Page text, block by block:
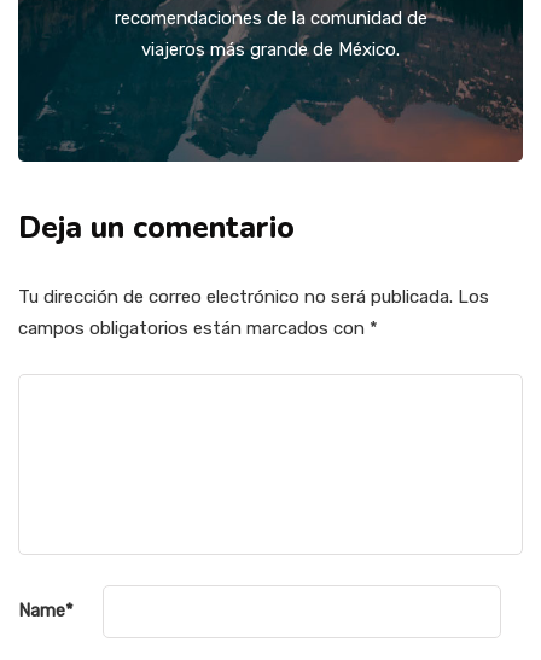
recomendaciones de la comunidad de
viajeros más grande de México.
Deja un comentario
Tu dirección de correo electrónico no será publicada. Los
campos obligatorios están marcados con *
Name*